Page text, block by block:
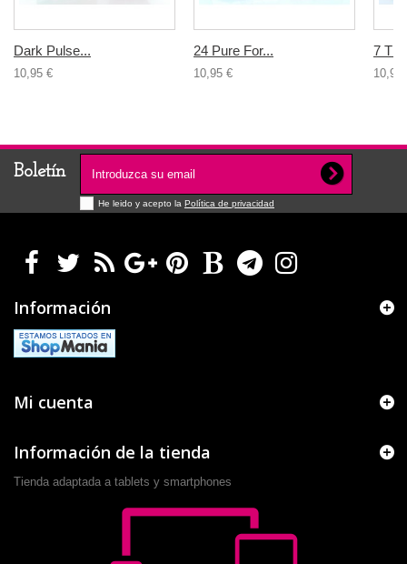
Dark Pulse...
10,95 €
24 Pure For...
10,95 €
7
10,95
Boletín
He leido y acepto la Política de privacidad
Información
Mi cuenta
Información de la tienda
Tienda adaptada a tablets y smartphones